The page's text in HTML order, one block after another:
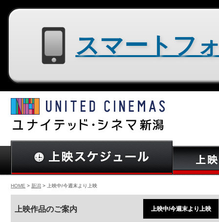
HOME > 新潟 > 上映中/今週末より上映
上映作品のご案内 上映中/今週末より上映